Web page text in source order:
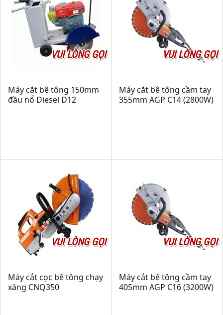
VUI LÒNG GỌI
Máy cắt bê tông 150mm
đầu nổ Diesel D12
VUI LÒNG GỌI
Máy cắt bê tông cầm tay
355mm AGP C14 (2800W)
VUI LÒNG GỌI
Máy cắt cọc bê tông chạy
xăng CNQ350
VUI LÒNG GỌI
Máy cắt bê tông cầm tay
405mm AGP C16 (3200W)